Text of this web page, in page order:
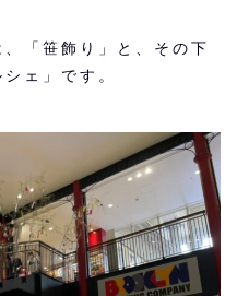
「笹飾り」と、その下
ェ」です。